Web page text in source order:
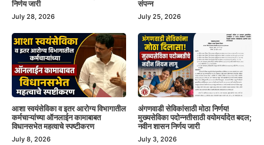
निर्णय जारी
July 28, 2026
संपन्न
July 25, 2026
आशा स्वयंसेविका व इतर आरोग्य विभागातील
कर्मचाऱ्यांच्या ऑनलाईन कामाबाबत
विधानसभेत महत्वाचे स्पष्टीकरण
July 8, 2026
अंगणवाडी सेविकांसाठी मोठा निर्णय!
मुख्यसेविका पदोन्नतीसाठी वयोमर्यादेत बदल;
नवीन शासन निर्णय जारी
July 3, 2026